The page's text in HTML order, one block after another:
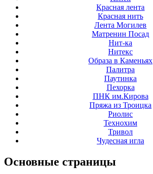
Красная лента
Красная нить
Лента Могилев
Матренин Посад
Нит-ка
Нитекс
Образа в Каменьях
Палитра
Паутинка
Пехорка
ПНК им.Кирова
Пряжа из Троицка
Риолис
Технохим
Тривол
Чудесная игла
Основные страницы